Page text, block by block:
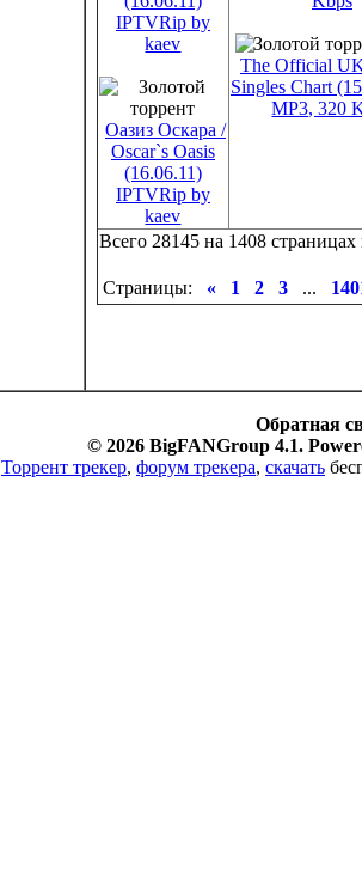
Оазиз Оскара /
Oscar`s Oasis
(16.06.11)
IPTVRip by
kaev
The Official
Singles Chart
MP3, 320
Всего 28145 на 1408
Страницы: « 1 2 3 ...
Обратная
© 2026 BigFANGroup 4.1.
Торрент трекер, форум трекера, скачать